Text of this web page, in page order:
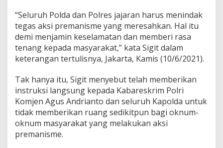
r
e
m
a
i
m
e
Y
n
g
“Seluruh Polda dan Polres jajaran harus menindak
tegas aksi premanisme yang meresahkan. Hal itu
demi menjamin keselamatan dan memberi rasa
tenang kepada masyarakat,” kata Sigit dalam
keterangan tertulisnya, Jakarta, Kamis (10/6/2021).
Tak hanya itu, Sigit menyebut telah memberikan
instruksi langsung kepada Kabareskrim Polri
Komjen Agus Andrianto dan seluruh Kapolda untuk
tidak memberikan ruang sedikitpun bagi oknum-
oknum masyarakat yang melakukan aksi
premanisme.